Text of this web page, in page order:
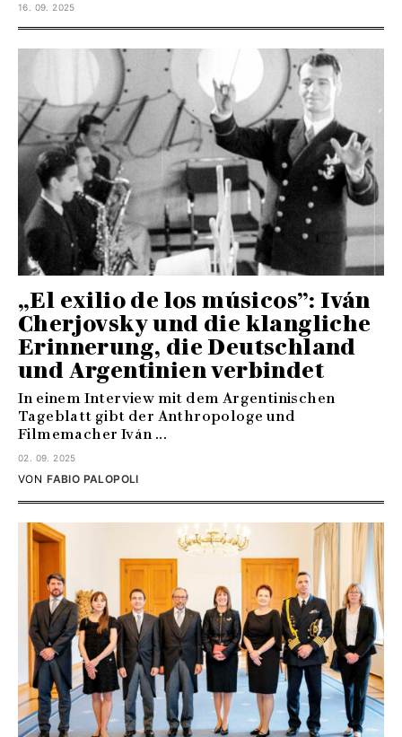
16. 09. 2025
„El exilio de los músicos”: Iván
Cherjovsky und die klangliche
Erinnerung, die Deutschland
und Argentinien verbindet
In einem Interview mit dem Argentinischen
Tageblatt gibt der Anthropologe und
Filmemacher Iván ...
02. 09. 2025
FABIO PALOPOLI
VON